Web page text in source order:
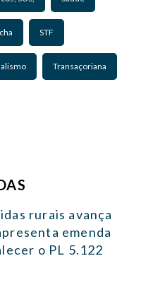
STF
Transaçoriana
rurais avança
emenda
o PL 5.122